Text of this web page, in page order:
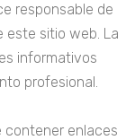
responsable de
este sitio web. La
informativos
profesional.
contener enlaces